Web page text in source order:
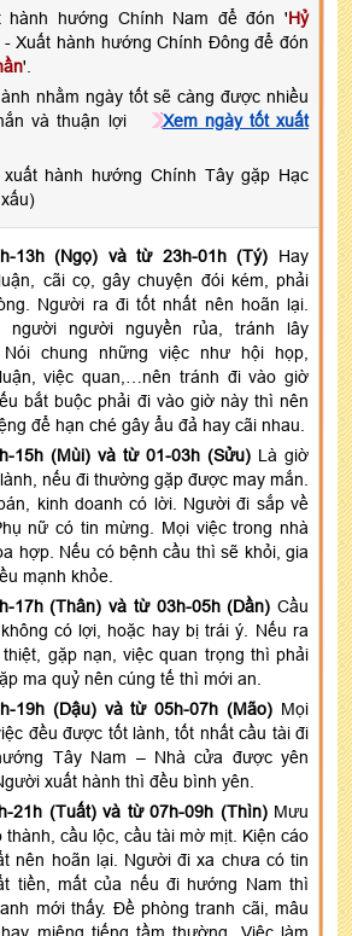
hành hướng Chính Nam để đón 'Hỷ
- Xuất hành hướng Chính Đông để đón
'.
nhằm ngày tốt sẽ càng được nhiều
và thuận lợi
Xem ngày tốt xuất
xuất hành hướng Chính Tây gặp Hạc
13h (Ngọ) và từ 23h-01h (Tý)
Hay
cãi cọ, gây chuyện đói kém, phải
Người ra đi tốt nhất nên hoãn lại.
người người nguyền rủa, tránh lây
Nói chung những việc như hội họp,
việc quan,…nên tránh đi vào giờ
bắt buộc phải đi vào giờ này thì nên
để hạn ché gây ẩu đả hay cãi nhau.
15h (Mùi) và từ 01-03h (Sửu) Là giờ
nếu đi thường gặp được may mắn.
kinh doanh có lời. Người đi sắp về
nữ có tin mừng. Mọi việc trong nhà
hợp. Nếu có bệnh cầu thì sẽ khỏi, gia
mạnh khỏe.
17h (Thân) và từ 03h-05h (Dần) Cầu
có lợi, hoặc hay bị trái ý. Nếu ra
gặp nạn, việc quan trọng thì phải
ma quỷ nên cúng tế thì mới an.
19h (Dậu) và từ 05h-07h (Mão) Mọi
đều được tốt lành, tốt nhất cầu tài đi
Tây Nam – Nhà cửa được yên
xuất hành thì đều bình yên.
21h (Tuất) và từ 07h-09h (Thìn) Mưu
thành, cầu lộc, cầu tài mờ mịt. Kiện cáo
nên hoãn lại. Người đi xa chưa có tin
tiền, mất của nếu đi hướng Nam thì
mới thấy. Đề phòng tranh cãi, mâu